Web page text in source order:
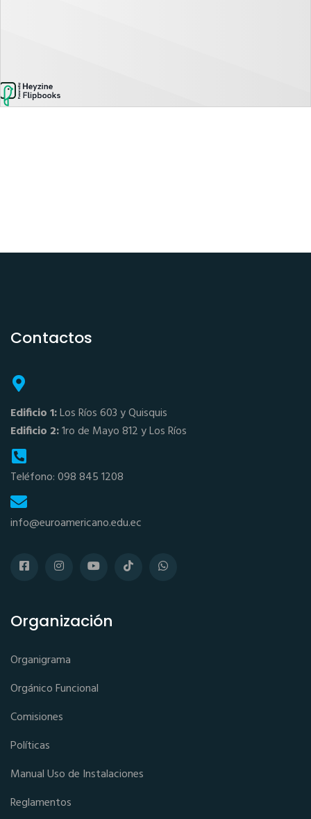
Contactos
Edificio 1:Los Ríos 603 y Quisquis
Edificio 2:1ro de Mayo 812 y Los Ríos
Teléfono: 098 845 1208
info@euroamericano.edu.ec
Organización
Organigrama
Orgánico Funcional
Comisiones
Políticas
Manual Uso de Instalaciones
Reglamentos